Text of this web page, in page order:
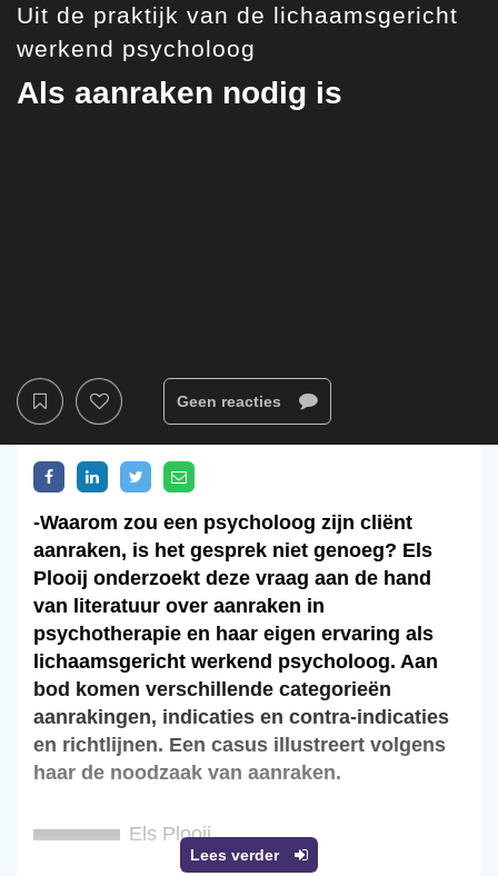
Uit de praktijk van de lichaamsgericht
werkend psycholoog
Als aanraken nodig is
Geen reacties
Lees verder
-Waarom zou een psycholoog zijn cliënt
aanraken, is het gesprek niet genoeg? Els
Plooij onderzoekt deze vraag aan de hand
van literatuur over aanraken in
psychotherapie en haar eigen ervaring als
lichaamsgericht werkend psycholoog. Aan
bod komen verschillende categorieën
aanrakingen, indicaties en contra-indicaties
en richtlijnen. Een casus illustreert volgens
haar de noodzaak van aanraken.
Els Plooij